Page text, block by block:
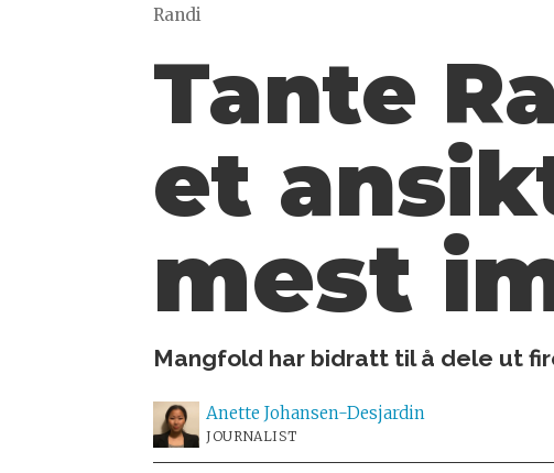
Randi
Tante
et
mest
Mangfold har bidratt til å dele ut
Anette Johansen-Desjardin
JOURNALIST